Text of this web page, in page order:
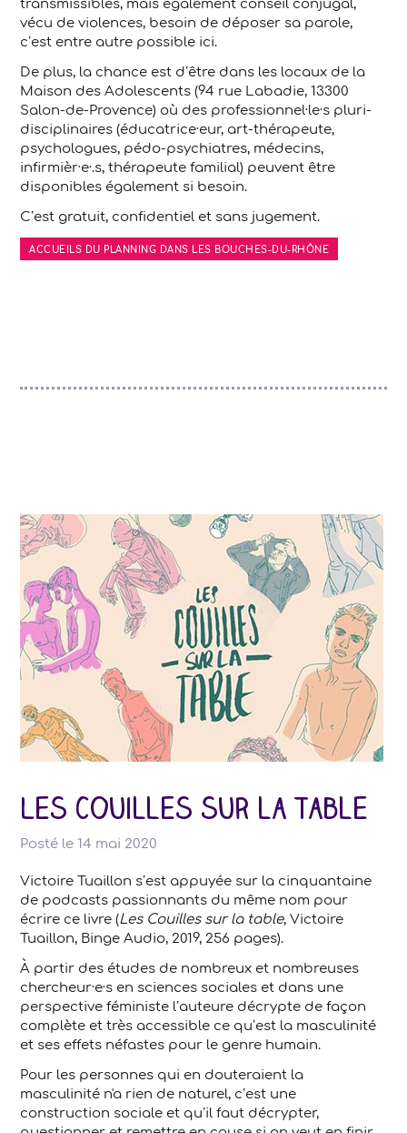
transmissibles, mais également conseil conjugal,
vécu de violences, besoin de déposer sa parole,
c’est entre autre possible ici.
De plus, la chance est d’être dans les locaux de la
Maison des Adolescents (94 rue Labadie, 13300
Salon-de-Provence) où des professionnel·le·s pluri-
disciplinaires (éducatrice·eur, art-thérapeute,
psychologues, pédo-psychiatres, médecins,
infirmièr·e·.s, thérapeute familial) peuvent être
disponibles également si besoin.
C’est gratuit, confidentiel et sans jugement.
ACCUEILS DU PLANNING DANS LES BOUCHES-DU-RHÔNE
Les Couilles sur la table
Posté le14 mai 2020
Victoire Tuaillon s’est appuyée sur la cinquantaine
de podcasts passionnants du même nom pour
écrire ce livre (Les Couilles sur la table, Victoire
Tuaillon, Binge Audio, 2019, 256 pages).
À partir des études de nombreux et nombreuses
chercheur·e·s en sciences sociales et dans une
perspective féministe l’auteure décrypte de façon
complète et très accessible ce qu’est la masculinité
et ses effets néfastes pour le genre humain.
Pour les personnes qui en douteraient la
masculinité n'a rien de naturel, c’est une
construction sociale et qu’il faut décrypter,